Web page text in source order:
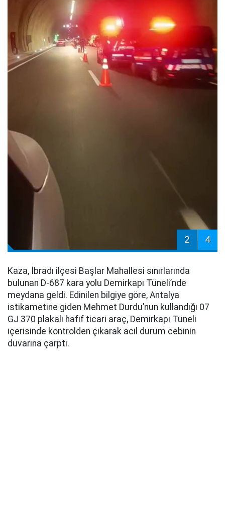
2 4
Kaza, İbradı ilçesi Başlar Mahallesi sınırlarında
bulunan D-687 kara yolu Demirkapı Tüneli’nde
meydana geldi. Edinilen bilgiye göre, Antalya
istikametine giden Mehmet Durdu’nun kullandığı 07
GJ 370 plakalı hafif ticari araç, Demirkapı Tüneli
içerisinde kontrolden çıkarak acil durum cebinin
duvarına çarptı.